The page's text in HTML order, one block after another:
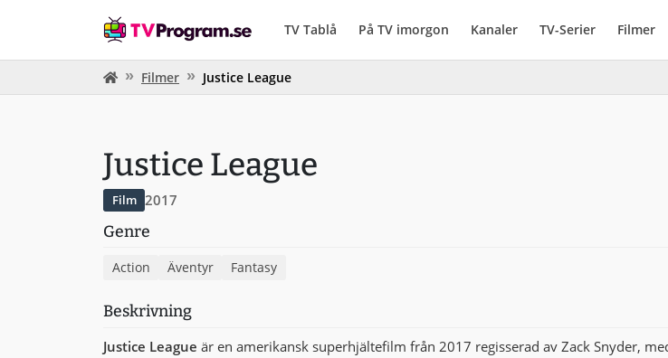
TV Tablå På TV imorgon Kanaler TV-Serier Filmer
Filmer Justice League
Justice League
Film 2017
Genre
Action Äventyr Fantasy
Beskrivning
Justice League är en amerikansk superhjältefilm från 2017 regisserad av Zack Snyder,